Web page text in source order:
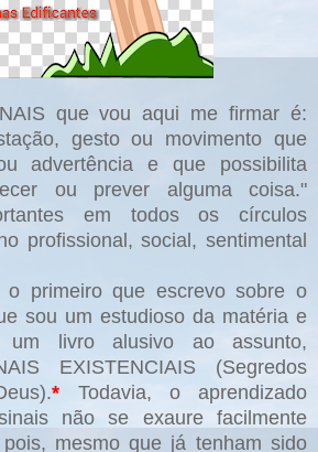
que vou aqui me firmar é:
gesto ou movimento que
advertência e que possibilita
ou prever alguma coisa."
em todos os círculos
profissional, social, sentimental
primeiro que escrevo sobre o
sou um estudioso da matéria e
livro alusivo ao assunto,
EXISTENCIAIS (Segredos
* Todavia, o aprendizado
não se exaure facilmente
mesmo que já tenham sido